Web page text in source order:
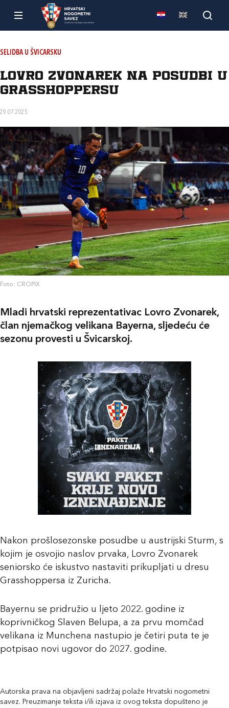
SELIDBA U ŠVICARSKU
Lovro Zvonarek na posudbi u
Grasshoppersu
29.07.2025.
Foto: CROPIX
Mladi hrvatski reprezentativac Lovro Zvonarek,
član njemačkog velikana Bayerna, sljedeću će
sezonu provesti u Švicarskoj.
Nakon prošlosezonske posudbe u austrijski Sturm, s
kojim je osvojio naslov prvaka, Lovro Zvonarek
seniorsko će iskustvo nastaviti prikupljati u dresu
Grasshoppersa iz Zuricha.
Bayernu se pridružio u ljeto 2022. godine iz
koprivničkog Slaven Belupa, a za prvu momčad
velikana iz Munchena nastupio je četiri puta te je
potpisao novi ugovor do 2027. godine.
Autorska prava na objavljeni sadržaj polaže Hrvatski nogometni
savez. Preuzimanje teksta i/ili izjava iz ovog teksta dopušteno je